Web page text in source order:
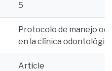
5
Protocolo de manejo
en la clínica
Article